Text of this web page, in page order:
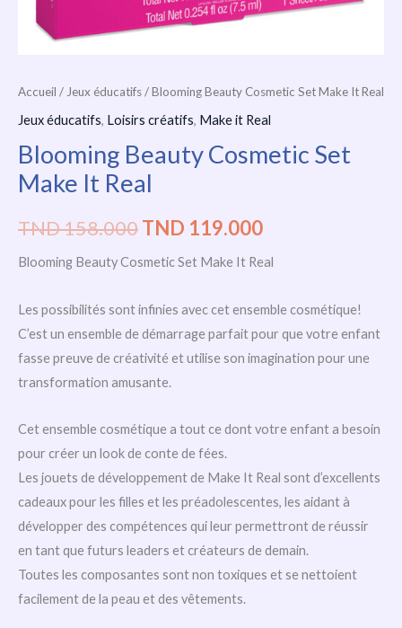
Accueil / Jeux éducatifs/ Blooming Beauty Cosmetic Set Make It Real
Jeux éducatifs, Loisirs créatifs, Make it Real
Blooming Beauty Cosmetic Set
Make It Real
TND158.000TND 119.000
Blooming Beauty Cosmetic Set Make It Real
Les possibilités sont infinies avec cet ensemble cosmétique!
C’est un ensemble de démarrage parfait pour que votre enfant
fasse preuve de créativité et utilise son imagination pour une
transformation amusante.
Cet ensemble cosmétique a tout ce dont votre enfant a besoin
pour créer un look de conte de fées.
Les jouets de développement de Make It Real sont d’excellents
cadeaux pour les filles et les préadolescentes, les aidant à
développer des compétences qui leur permettront de réussir
en tant que futurs leaders et créateurs de demain.
Toutes les composantes sont non toxiques et se nettoient
facilement de la peau et des vêtements.